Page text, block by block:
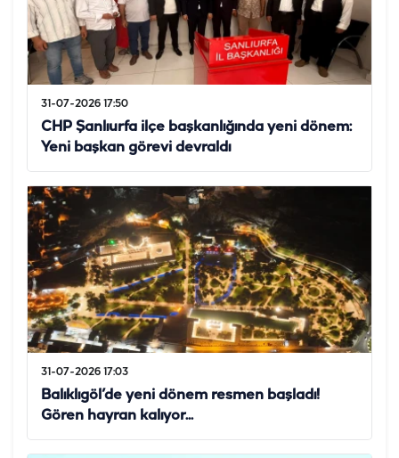
31-07-2026 17:50
CHP Şanlıurfa ilçe başkanlığında yeni dönem:
Yeni başkan görevi devraldı
31-07-2026 17:03
Balıklıgöl’de yeni dönem resmen başladı!
Gören hayran kalıyor...